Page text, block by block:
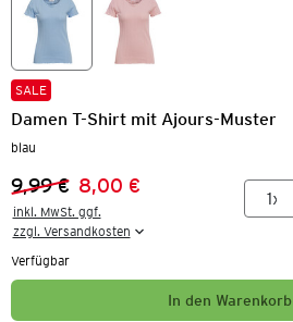
SALE
Damen T-Shirt mit Ajours-Muster
blau
Vorheriger Preis:
9,99 €
Neuer Preis:
8,00 €
inkl. MwSt. ggf.
zzgl. Versandkosten
Verfügbar
In den Warenkorb